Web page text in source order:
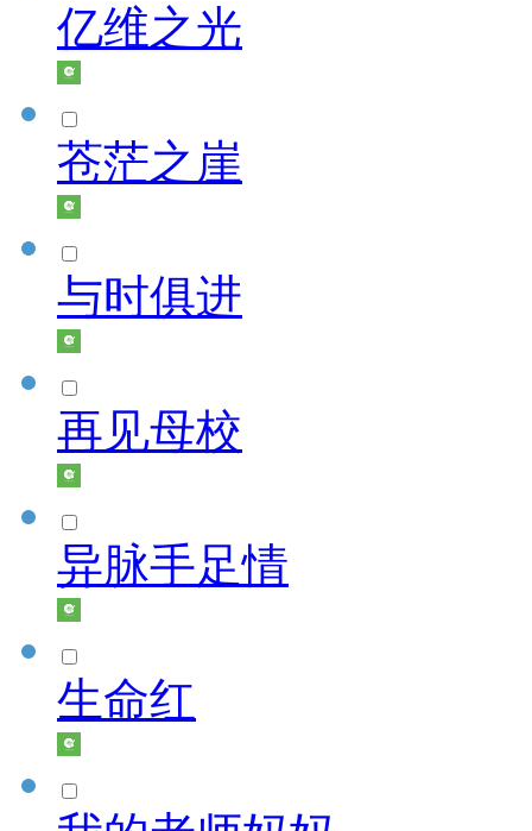
亿维之光
苍茫之崖
与时俱进
再见母校
异脉手足情
生命红